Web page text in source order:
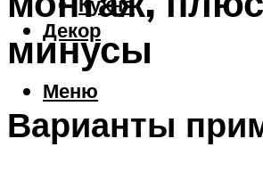
Декор
Меню
минусы
Варианты